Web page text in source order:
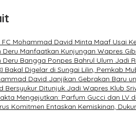
Mohammad David Minta Maaf Usai
Deru Manfaatkan Kunjungan Wapres
Deru Bangga Ponpes Bahrul Ulum Jadi
Bakal Digelar di Sungai Lilin, Pemkab
David Janjikan Gebrakan Baru
Bersyukur Ditunjuk Jadi Wapres Klub
Mengejutkan: Parfum Gucci dan LV
Komitmen Entaskan Kemiskinan,